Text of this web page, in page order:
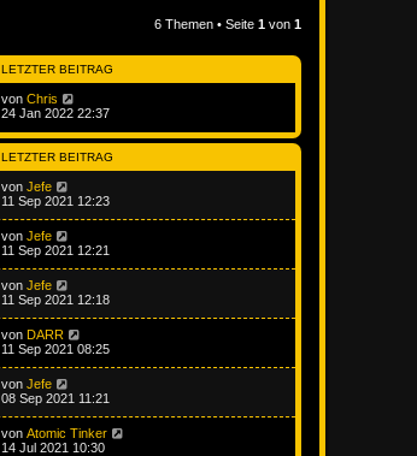
6 Themen • Seite 1 von 1
LETZTER BEITRAG
von Chris
24 Jan 2022 22:37
LETZTER BEITRAG
von Jefe
11 Sep 2021 12:23
von Jefe
11 Sep 2021 12:21
von Jefe
11 Sep 2021 12:18
von DARR
11 Sep 2021 08:25
von Jefe
08 Sep 2021 11:21
von Atomic Tinker
14 Jul 2021 10:30